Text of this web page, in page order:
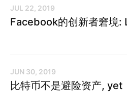
JUL 22, 2019
Facebook的创新者窘境:
JUN 30, 2019
比特币不是避险资产, yet